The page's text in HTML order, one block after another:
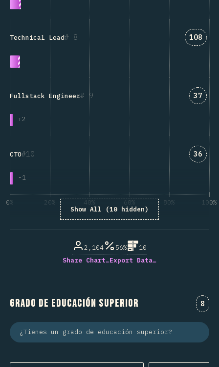
8
Technical Lead 108
9
Fullstack Engineer
+2
37
10
CTO
-1
36
Show All (10 hidden)
0% 20% 40% 60% 80% 100%
2,104 56%
10
Share Chart…Export Data…
Grado de educación superior 8
¿Tienes un grado de educación superior?